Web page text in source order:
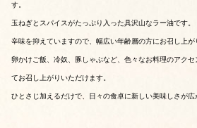
す。
玉ねぎとスパイスがたっぷり入った具沢山なラー油です。
辛味を抑えていますので、幅広い年齢層の方にお召し上が
卵かけご飯、冷奴、豚しゃぶなど、色々なお料理のアク
てお召し上がりいただけます。
ひとさじ加えるだけで、日々の食卓に新しい美味しさが広